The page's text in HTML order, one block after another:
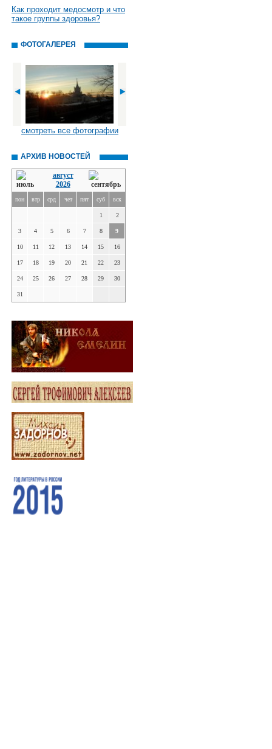
Как проходит медосмотр и что
такое группы здоровья?
ФОТОГАЛЕРЕЯ
смотреть все фотографии
АРХИВ НОВОСТЕЙ
август
2026
пон втр срд чет пят суб вск
1 2
3 4 5 6 7 8 9
10 11 12 13 14 15 16
17 18 19 20 21 22 23
24 25 26 27 28 29 30
31